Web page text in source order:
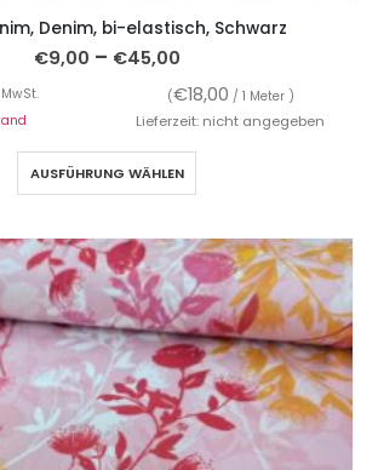
Denim, bi-elastisch, Schwarz
€9,00 – €45,00
(€18,00 / 1 Meter )
Lieferzeit: nicht angegeben
AUSFÜHRUNG WÄHLEN